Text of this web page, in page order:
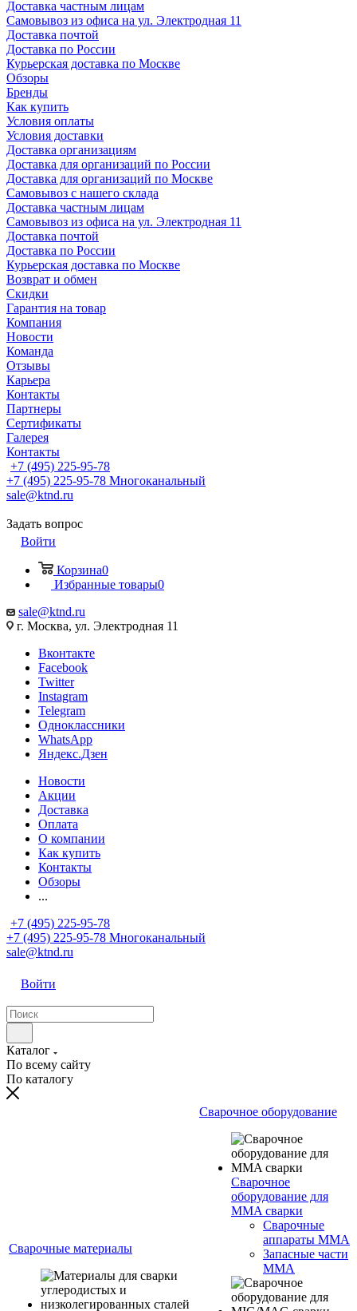
Доставка частным лицам
Самовывоз из офиса на ул. Электродная 11
Доставка почтой
Доставка по России
Курьерская доставка по Москве
Обзоры
Бренды
Как купить
Условия оплаты
Условия доставки
Доставка организациям
Доставка для организаций по России
Доставка для организаций по Москве
Самовывоз с нашего склада
Доставка частным лицам
Самовывоз из офиса на ул. Электродная 11
Доставка почтой
Доставка по России
Курьерская доставка по Москве
Возврат и обмен
Скидки
Гарантия на товар
Компания
Новости
Команда
Отзывы
Карьера
Контакты
Партнеры
Сертификаты
Галерея
Контакты
+7 (495) 225-95-78
+7 (495) 225-95-78 Многоканальный
sale@ktnd.ru
Задать вопрос
Войти
Корзина0
Избранные товары0
sale@ktnd.ru
г. Москва, ул. Электродная 11
Вконтакте
Facebook
Twitter
Instagram
Telegram
Одноклассники
WhatsApp
Яндекс.Дзен
Новости
Акции
Доставка
Оплата
О компании
Как купить
Контакты
Обзоры
...
+7 (495) 225-95-78
+7 (495) 225-95-78 Многоканальный
sale@ktnd.ru
Войти
Каталог
По всему сайту
По каталогу
Сварочные материалы
Сварочное оборудование
Сварочное
оборудование для
MMA сварки
Сварочные
аппараты MMA
Запасные части
MMA